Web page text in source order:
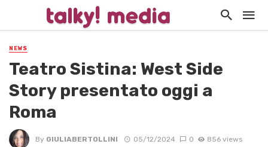
NEWS
Teatro Sistina: West Side
Story presentato oggi a
Roma
By GIULIABERTOLLINI 05/12/2024 0 856 views